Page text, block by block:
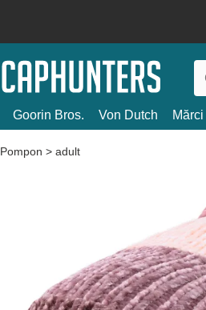
Goorin Bros. Von Dutch Mărci
Pompon > adult